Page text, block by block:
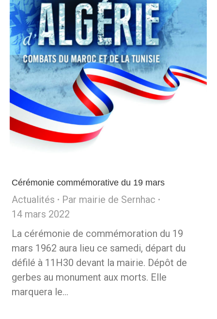
Cérémonie commémorative du 19 mars
Actualités Par mairie de Sernhac
14 mars 2022
La cérémonie de commémoration du 19
mars 1962 aura lieu ce samedi, départ du
défilé à 11H30 devant la mairie. Dépôt de
gerbes au monument aux morts. Elle
marquera le…